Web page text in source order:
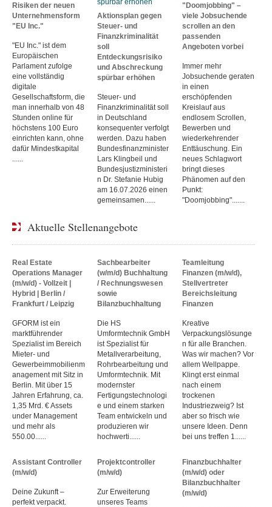
Risiken der neuen
Unternehmensform
"EU Inc."
"EU Inc." ist dem
Europäischen
Parlament zufolge
eine vollständig
digitale
Gesellschaftsform, die
man innerhalb von 48
Stunden online für
höchstens 100 Euro
einrichten kann, ohne
dafür Mindestkapital
Aktionsplan gegen
Steuer- und
Finanzkriminalität
soll
Entdeckungsrisiko
und Abschreckung
spürbar erhöhen
Steuer- und
Finanzkriminalität soll
in Deutschland
konsequenter verfolgt
werden. Dazu haben
Bundesfinanzminister
Lars Klingbeil und
Bundesjustizministeri
n Dr. Stefanie Hubig
am 16.07.2026 einen
gemeinsamen......
"Doomjobbing" –
viele Jobsuchende
scrollen an den
passenden
Angeboten vorbei
Immer mehr
Jobsuchende geraten
in einen
erschöpfenden
Kreislauf aus
endlosem Scrollen,
Bewerben und
wiederkehrender
Enttäuschung. Ein
neues Schlagwort
bringt dieses
Phänomen auf den
Punkt:
"Doomjobbing".......
Aktuelle Stellenangebote
Real Estate
Operations Manager
(m/w/d) - Vollzeit |
Hybrid | Berlin /
Frankfurt / Leipzig
GFORM ist ein
marktführender
Spezialist im Bereich
Mieter- und
Gewerbeimmobilienm
anagement mit Sitz in
Berlin. Mit über 15
Jahren Erfahrung, ca.
1,35 Mrd. € Assets
under Management
und mehr als
550.00......
Sachbearbeiter
(w/m/d) Buchhaltung
/ Rechnungswesen
sowie
Bilanzbuchhaltung
Die HS
Umformtechnik GmbH
ist Spezialist für
Metallverarbeitung,
Rohrbearbeitung und
Umformtechnik. Mit
modernster
Fertigungstechnologi
e und einem starken
Team entwickeln und
produzieren wir
hochwerti......
Teamleitung
Finanzen (m/w/d),
Stellvertreter
Bereichsleitung
Finanzen
Kreative
Verpackungslösunge
n für alle Branchen.
Was wir machen? Vor
allem Wellpappe.
Klingt erst einmal
nach einem
trockenen
Industriezweig? Ist
aber so frisch wie
unsere Ideen. Denn
bei uns treffen 1......
Assistant Controller
(m/w/d)
Deine Zukunft –
perfekt verpackt.
Projektcontroller
(m/w/d)
Zur Erweiterung
unseres Teams
Finanzbuchhalter
(m/w/d) oder
Bilanzbuchhalter
(m/w/d)